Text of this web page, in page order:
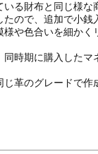
る財布と同じ様な
ので、追加で小銭
や色合いを細かく
時期に購入したマ
革のグレードで作